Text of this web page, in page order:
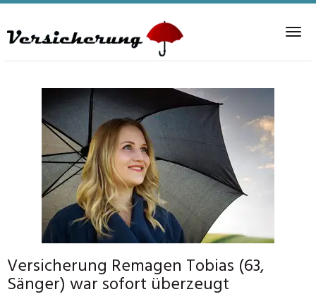
to
Versicherung Remagen Tobias (63,
Sänger) war sofort überzeugt